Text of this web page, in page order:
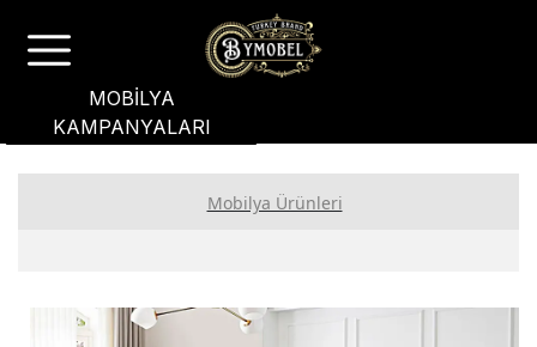
Mobilya Ürünleri
Yemek Odası
MOBİLYA
KAMPANYALARI